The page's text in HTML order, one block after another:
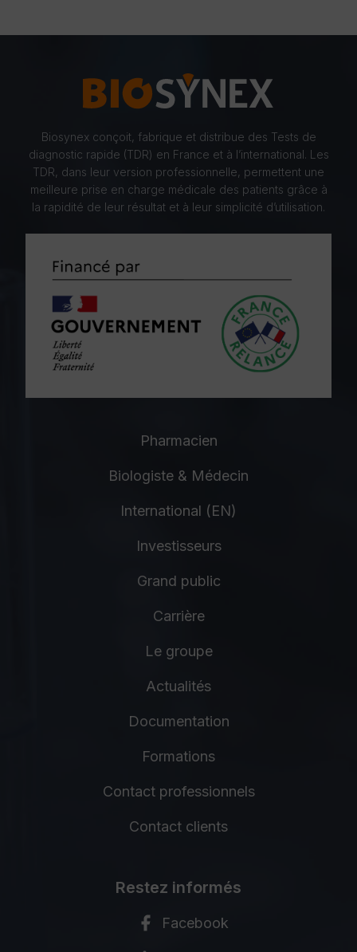
Biosynex conçoit, fabrique et distribue des Tests de
diagnostic rapide (TDR) en France et à l’international. Les
TDR, dans leur version professionnelle, permettent une
meilleure prise en charge médicale des patients grâce à
la rapidité de leur résultat et à leur simplicité d’utilisation.
Pharmacien
Biologiste & Médecin
International (EN)
Investisseurs
Grand public
Carrière
Le groupe
Actualités
Documentation
Formations
Contact professionnels
Contact clients
Restez informés
Facebook